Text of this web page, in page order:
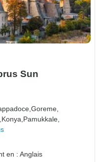
Sun
Goreme,
Konya, Pamukkale,
en : Anglais